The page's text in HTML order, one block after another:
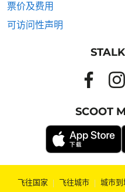
票价及费用
可访问性声明
SCOOT
飞往国家 | 飞往城市 | 城市